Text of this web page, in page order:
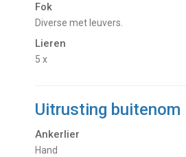
Fok
Diverse met leuvers.
Lieren
5 x
Uitrusting buitenom
Ankerlier
Hand